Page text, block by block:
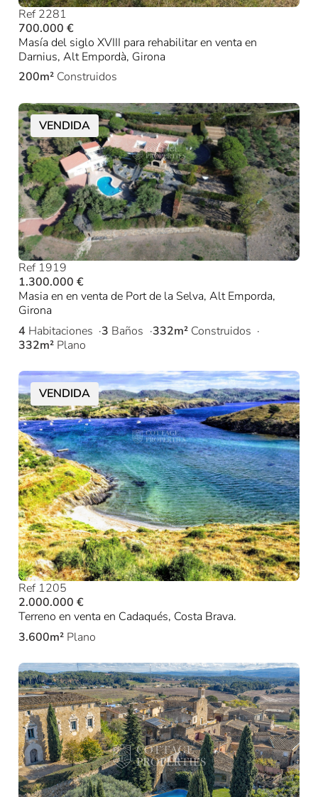
Ref 2281
700.000 €
Masía del siglo XVIII para rehabilitar en venta en
Darnius, Alt Empordà, Girona
200m² Construidos
VENDIDA
Ref 1919
1.300.000 €
Masia en en venta de Port de la Selva, Alt Emporda,
Girona
4 Habitaciones 3 Baños 332m² Construidos
332m² Plano
VENDIDA
Ref 1205
2.000.000 €
Terreno en venta en Cadaqués, Costa Brava.
3.600m² Plano